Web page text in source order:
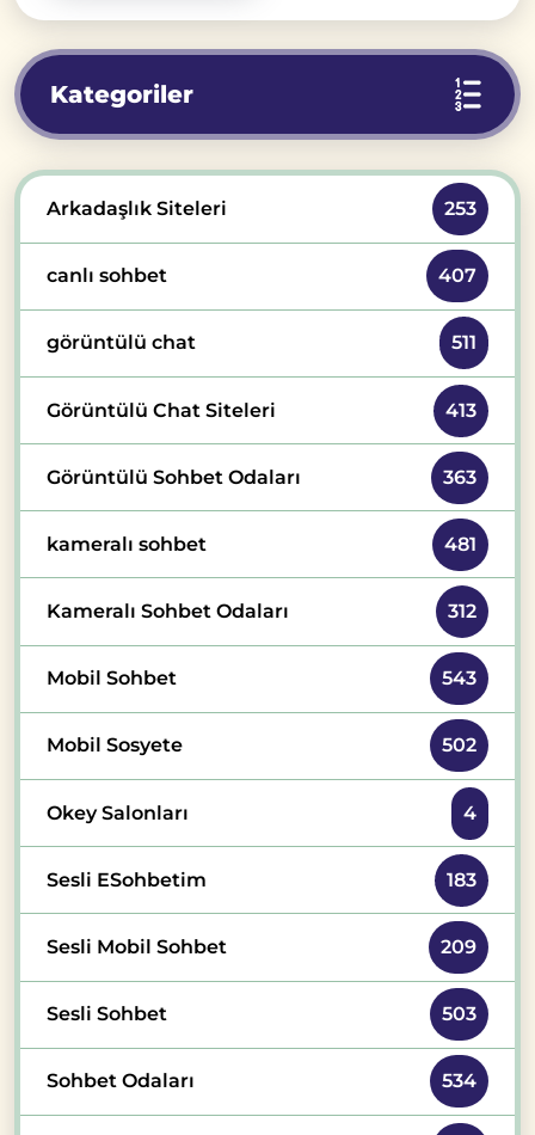
Kategoriler
Arkadaşlık Siteleri 253
canlı sohbet 407
görüntülü chat 511
Görüntülü Chat Siteleri 413
Görüntülü Sohbet Odaları 363
kameralı sohbet 481
Kameralı Sohbet Odaları 312
Mobil Sohbet 543
Mobil Sosyete 502
Okey Salonları 4
Sesli ESohbetim 183
Sesli Mobil Sohbet 209
Sesli Sohbet 503
Sohbet Odaları 534